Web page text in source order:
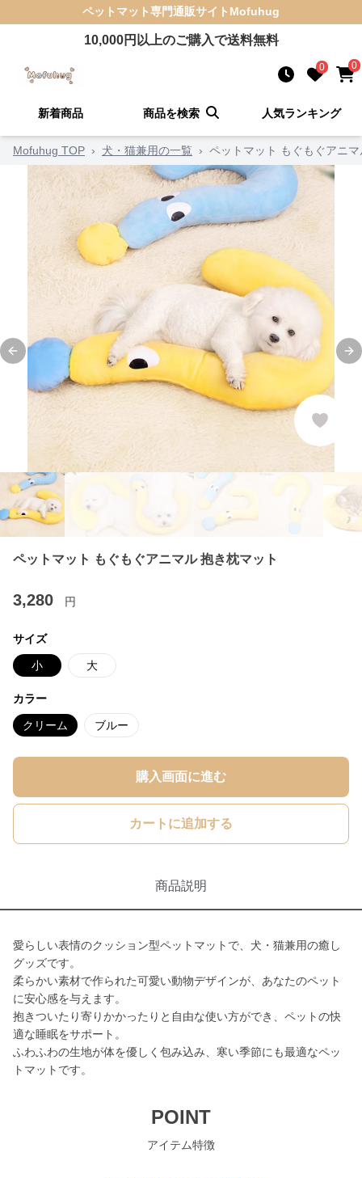
ペットマット専門通販サイト Mofuhug
10,000円以上のご購入で送料無料
0 0
新着商品 商品を検索 人気ランキング
Mofuhug TOP › 犬・猫兼用の一覧 › ペットマット もぐもぐアニ
Previous slide
ペットマット もぐもぐアニマル 抱き枕マット
3,280 円
サイズ
小 大
カラー
クリーム ブルー
購入画面に進む
カートに追加する
商品説明
愛らしい表情のクッション型ペットマットで、犬・猫兼用の癒し
グッズです。
柔らかい素材で作られた可愛い動物デザインが、あなたのペット
に安心感を与えます。
抱きついたり寄りかかったりと自由な使い方ができ、ペットの快
適な睡眠をサポート。
ふわふわの生地が体を優しく包み込み、寒い季節にも最適なペッ
トマットです。
POINT
アイテム特徴